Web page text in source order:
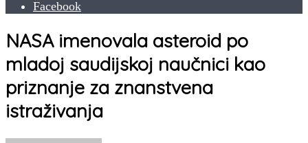
Facebook
NASA imenovala asteroid po
mladoj saudijskoj naučnici kao
priznanje za znanstvena
istraživanja